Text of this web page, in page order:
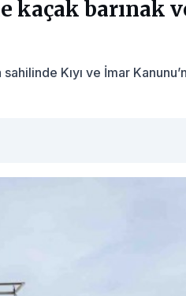
kaçak barınak
Kıyı ve İmar